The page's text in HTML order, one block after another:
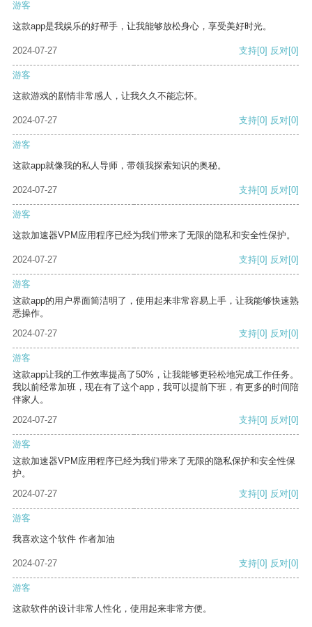
游客
这款app是我娱乐的好帮手，让我能够放松身心，享受美好时光。
2024-07-27 支持[0] 反对[0]
游客
这款游戏的剧情非常感人，让我久久不能忘怀。
2024-07-27 支持[0] 反对[0]
游客
这款app就像我的私人导师，带领我探索知识的奥秘。
2024-07-27 支持[0] 反对[0]
游客
这款加速器VPM应用程序已经为我们带来了无限的隐私和安全性保护。
2024-07-27 支持[0] 反对[0]
游客
这款app的用户界面简洁明了，使用起来非常容易上手，让我能够快速熟
悉操作。
2024-07-27
支持[0] 反对[0]
游客
这款app让我的工作效率提高了50%，让我能够更轻松地完成工作任务。
我以前经常加班，现在有了这个app，我可以提前下班，有更多的时间陪
伴家人。
2024-07-27
支持[0] 反对[0]
游客
这款加速器VPM应用程序已经为我们带来了无限的隐私保护和安全性保
护。
2024-07-27
支持[0] 反对[0]
游客
我喜欢这个软件 作者加油
2024-07-27 支持[0] 反对[0]
游客
这款软件的设计非常人性化，使用起来非常方便。